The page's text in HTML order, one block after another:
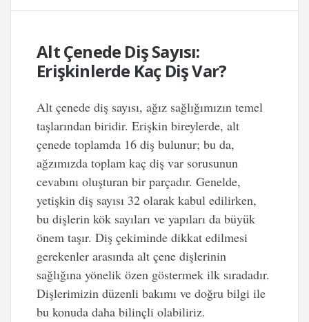
Alt Çenede Diş Sayısı:
Erişkinlerde Kaç Diş Var?
Alt çenede diş sayısı, ağız sağlığımızın temel
taşlarından biridir. Erişkin bireylerde, alt
çenede toplamda 16 diş bulunur; bu da,
ağzımızda toplam kaç diş var sorusunun
cevabını oluşturan bir parçadır. Genelde,
yetişkin diş sayısı 32 olarak kabul edilirken,
bu dişlerin kök sayıları ve yapıları da büyük
önem taşır. Diş çekiminde dikkat edilmesi
gerekenler arasında alt çene dişlerinin
sağlığına yönelik özen göstermek ilk sıradadır.
Dişlerimizin düzenli bakımı ve doğru bilgi ile
bu konuda daha bilinçli olabiliriz.